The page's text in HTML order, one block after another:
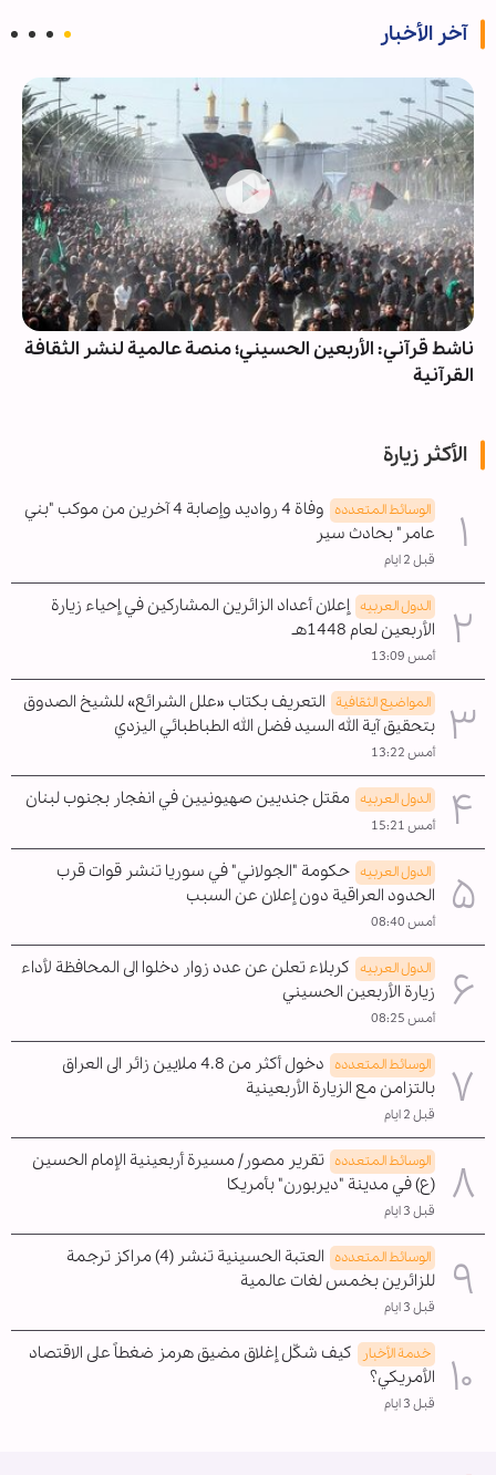
آخر الأخبار
ناشط قرآني: الأربعين الحسيني؛ منصة عالمية لنشر الثقافة
القرآنية
الأكثر زيارة
الوسائط المتعدده
وفاة 4 رواديد وإصابة 4 آخرين من موكب "بني
عامر" بحادث سير
قبل 2 ايام
الدول العربیه إعلان أعداد الزائرين المشاركين في إحياء زيارة
الأربعين لعام 1448هـ
أمس 13:09
المواضیع الثقافية التعريف بكتاب «علل الشرائع» للشيخ الصدوق
بتحقيق آية الله السيد فضل الله الطباطبائي اليزدي
أمس 13:22
الدول العربیه مقتل جنديين صهيونيين في انفجار بجنوب لبنان
أمس 15:21
الدول العربیه حكومة "الجولاني" في سوريا تنشر قوات قرب
الحدود العراقية دون إعلان عن السبب
أمس 08:40
الدول العربیه كربلاء تعلن عن عدد زوار دخلوا الى المحافظة لأداء
زيارة الأربعين الحسيني
أمس 08:25
الوسائط المتعدده
دخول أكثر من 4.8 ملايين زائر الى العراق
بالتزامن مع الزيارة الأربعينية
قبل 2 ايام
الوسائط المتعدده تقرير مصور/ مسيرة أربعينية الإمام الحسين
(ع) في مدينة "ديربورن" بأمريكا
قبل 3 ايام
الوسائط المتعدده
العتبة الحسينية تنشر (4) مراكز ترجمة
للزائرين بخمس لغات عالمية
قبل 3 ايام
خدمة الأخبار
كيف شكّل إغلاق مضيق هرمز ضغطاً على الاقتصاد
الأمريكي؟
قبل 3 ايام